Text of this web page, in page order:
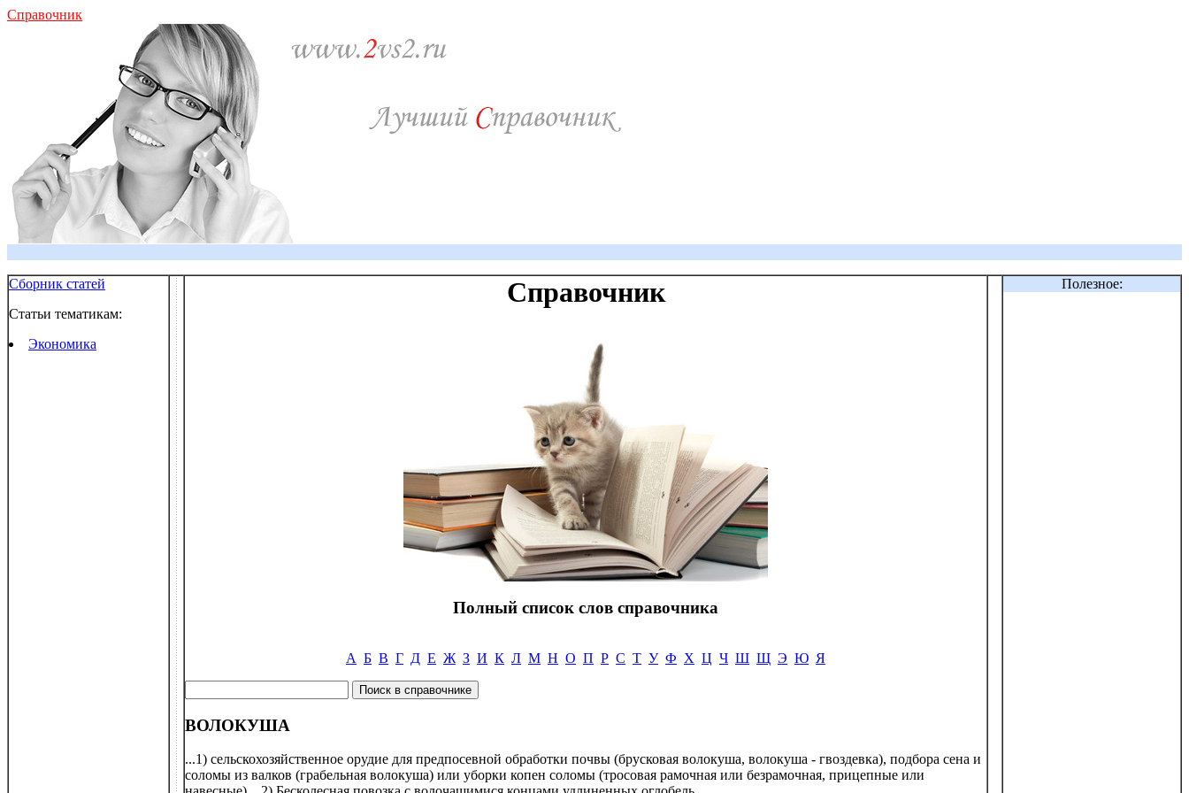
Справочник
Сборник статей
Статьи тематикам:
Экономика
Справочник
Полный список слов справочника
А Б В Г Д Е Ж З И К Л М Н О П Р С Т У Ф Х Ц Ч Ш Щ Э Ю Я
ВОЛОКУША
...1) сельскохозяйственное орудие для предпосевной обработки почвы (брусковая волокуша, волокуша - гвоздевка), подбора сена и
соломы из валков (грабельная волокуша) или уборки копен соломы (тросовая рамочная или безрамочная, прицепные или
Полезное: